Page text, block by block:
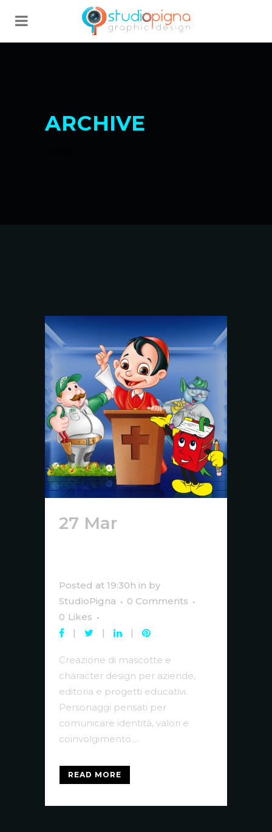
ARCHIVE
27 Mar
Posted at 19:30h in by
StudioPigna
0 Comments
0 Likes
Creazione di mascotte e
character design per aziende,
editoria e progetti educativi.
Personaggi pensati per
comunicare identità, valori e
coinvolgimento....
READ MORE